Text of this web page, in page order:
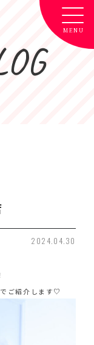
2024.04.30
ご紹介します♡